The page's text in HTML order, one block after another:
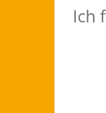
Ich